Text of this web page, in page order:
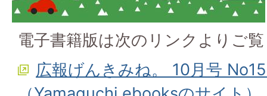
電子書籍版は次のリンクよりご
広報げんきみね。 10月号